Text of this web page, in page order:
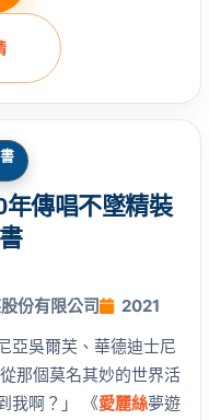
年傳唱不墜精裝
份有限公司
2021
亞吳爾芙、華德迪士尼
那個莫名其妙的世界活
我啊？」 《愛麗絲夢遊